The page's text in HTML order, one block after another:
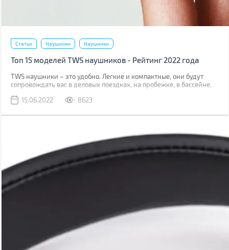
Статьи Наушники Наушники
Топ 15 моделей TWS наушников - Рейтинг 2022 года
TWS наушники – это удобно. Легкие и компактные, они будут
сопровождать вас в деловых поездках, на пробежке, в бассейне,
качеству звука проводным моделям, но все ли могут услышать
сегментах, которые актуальны в мае 2022. В каждом из них есть
15.06.2022 8623